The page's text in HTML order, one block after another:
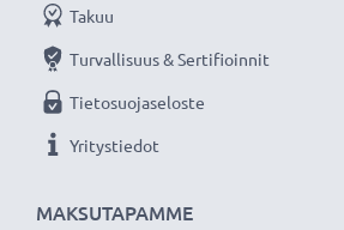
virtalähde valokuvakameraasi tai
★3 vuoden takuu
verkkokauppa, joka tarjoaa
MAKSUTAPAMME
Takuu
Turvallisuus & Sertifioinnit
Tietosuojaseloste
Yritystiedot